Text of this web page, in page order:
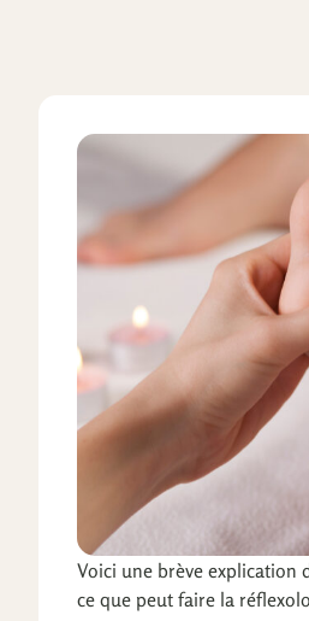
Voici une brève explication
ce que peut faire la